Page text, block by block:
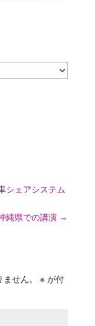
シェアシステム
縄県での講演 →
せん。 ※が付